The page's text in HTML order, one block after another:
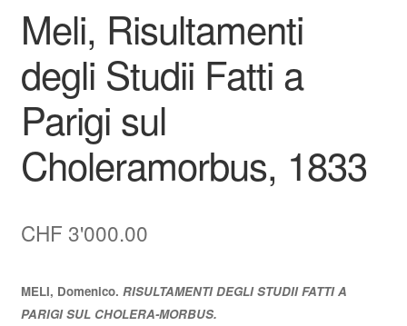
Meli, Risultamenti
degli Studii Fatti a
Parigi sul
Choleramorbus, 1833
CHF 3'000.00
MELI, Domenico. RISULTAMENTI DEGLI STUDII FATTI A
PARIGI SUL CHOLERA-MORBUS.